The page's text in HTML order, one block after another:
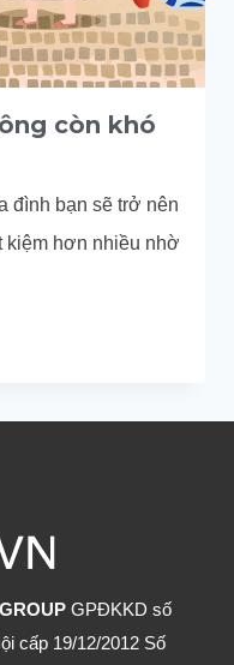
còn khó
đình bạn sẽ trở nên
kiệm hơn nhiều nhờ
GPĐKKD số
cấp 19/12/2012 Số